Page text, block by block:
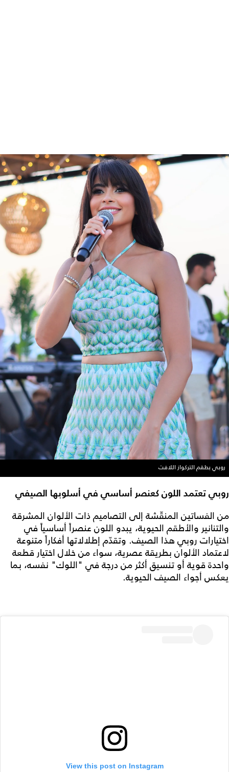
روبي بطقم التركواز اللافت
روبي تعتمد اللون كعنصر أساسي في أسلوبها الصيفي
من الفساتين المنقّشة إلى التصاميم ذات الألوان المشرقة
والتنانير والأطقم الحيوية، يبدو اللون عنصراً أساسياً في
اختيارات روبي هذا الصيف. وتقدّم إطلالاتها أفكاراً متنوعة
لاعتماد الألوان بطريقة عصرية، سواء من خلال اختيار قطعة
واحدة قوية أو تنسيق أكثر من درجة في "اللوك" نفسه، بما
يعكس أجواء الصيف الحيوية.
View this post on Instagram